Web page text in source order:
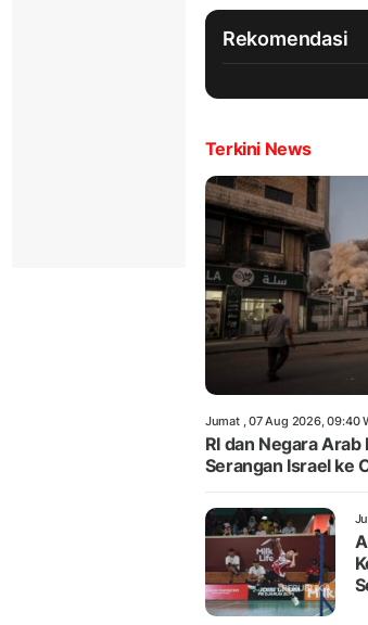
Rekomendasi
Terkini News
Jumat , 07 Aug 2026, 09:40
RI dan Negara
Serangan Israel ke